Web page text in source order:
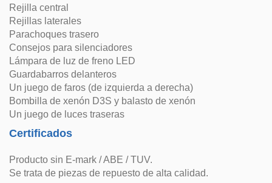
Rejilla central
Rejillas laterales
Parachoques trasero
Consejos para silenciadores
Lámpara de luz de freno LED
Guardabarros delanteros
Un juego de faros (de izquierda a derecha)
Bombilla de xenón D3S y balasto de xenón
Un juego de luces traseras
Certificados
Producto sin E-mark / ABE / TUV.
Se trata de piezas de repuesto de alta calidad.